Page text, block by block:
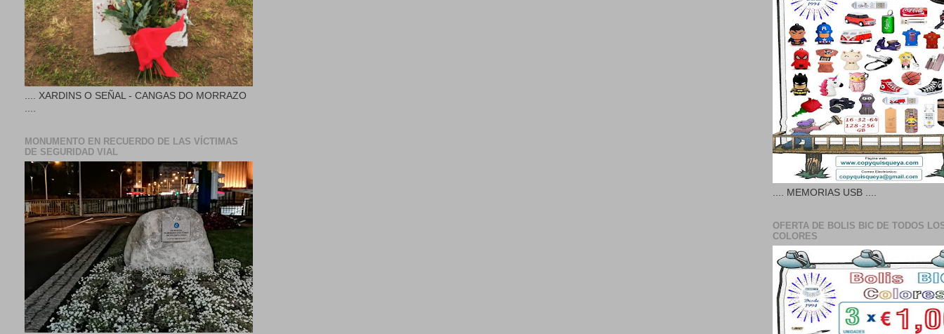
.... XARDINS O SEÑAL - CANGAS DO MORRAZO
MONUMENTO EN RECUERDO DE LAS VÍCTIMAS
DE SEGURIDAD VIAL
.... MEMORIAS USB ....
OFERTA DE BOLIS BIC DE TODOS
COLORES